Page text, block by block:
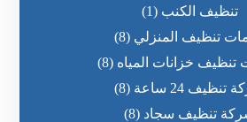
تنظيف الكنب (1)
تنظيف المنزلي (8)
تنظيف خزانات المياه (8)
تنظيف 24 ساعة
(8)
تنظيف سجاد (8)